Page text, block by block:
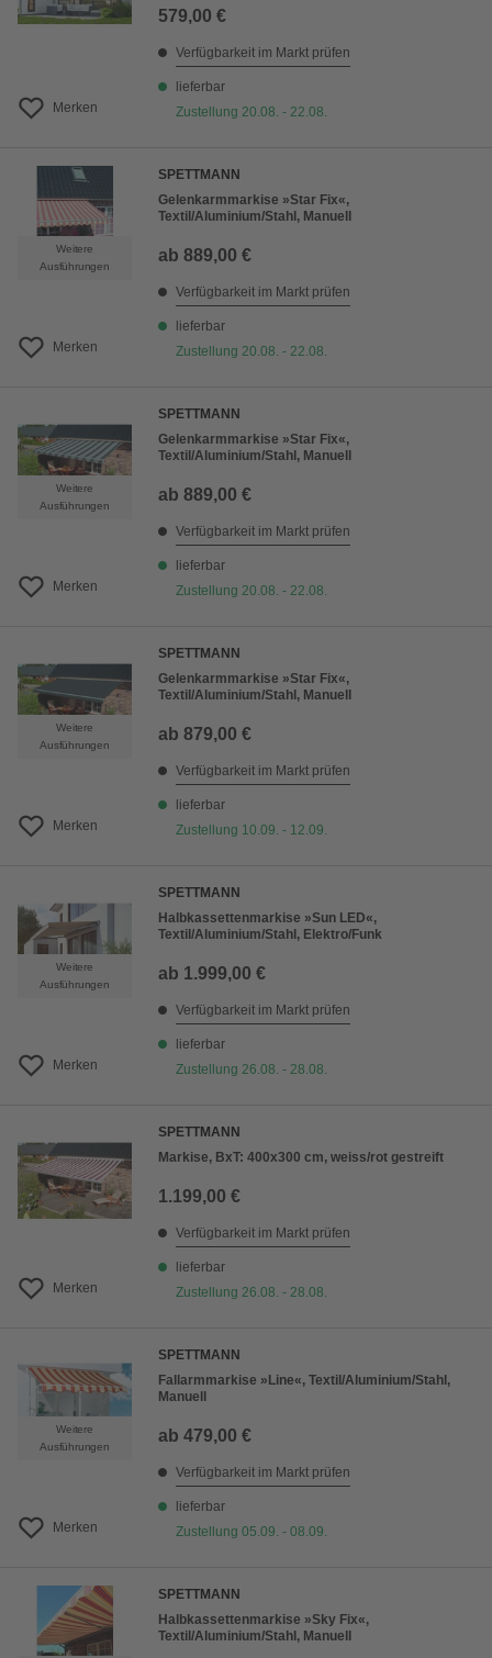
Merken
579,00 €
Verfügbarkeit im Markt prüfen
lieferbar
Zustellung 20.08. - 22.08.
Weitere
Ausführungen
Merken
SPETTMANN
Gelenkarmmarkise »Star Fix«,
Textil/Aluminium/Stahl, Manuell
ab 889,00 €
Verfügbarkeit im Markt prüfen
lieferbar
Zustellung 20.08. - 22.08.
Weitere
Ausführungen
Merken
SPETTMANN
Gelenkarmmarkise »Star Fix«,
Textil/Aluminium/Stahl, Manuell
ab 889,00 €
Verfügbarkeit im Markt prüfen
lieferbar
Zustellung 20.08. - 22.08.
Weitere
Ausführungen
Merken
SPETTMANN
Gelenkarmmarkise »Star Fix«,
Textil/Aluminium/Stahl, Manuell
ab 879,00 €
Verfügbarkeit im Markt prüfen
lieferbar
Zustellung 10.09. - 12.09.
Weitere
Ausführungen
Merken
SPETTMANN
Halbkassettenmarkise »Sun LED«,
Textil/Aluminium/Stahl, Elektro/Funk
ab 1.999,00 €
Verfügbarkeit im Markt prüfen
lieferbar
Zustellung 26.08. - 28.08.
Merken
SPETTMANN
Markise, BxT: 400x300 cm, weiss/rot gestreift
1.199,00 €
Verfügbarkeit im Markt prüfen
lieferbar
Zustellung 26.08. - 28.08.
Weitere
Ausführungen
Merken
SPETTMANN
Fallarmmarkise »Line«, Textil/Aluminium/Stahl,
Manuell
ab 479,00 €
Verfügbarkeit im Markt prüfen
lieferbar
Zustellung 05.09. - 08.09.
SPETTMANN
Halbkassettenmarkise »Sky Fix«,
Textil/Aluminium/Stahl, Manuell